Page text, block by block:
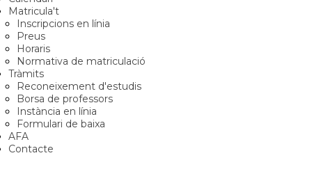
Matricula't
Inscripcions en línia
Preus
Horaris
Normativa de matriculació
Tràmits
Reconeixement d'estudis
Borsa de professors
Instància en línia
Formulari de baixa
AFA
Contacte